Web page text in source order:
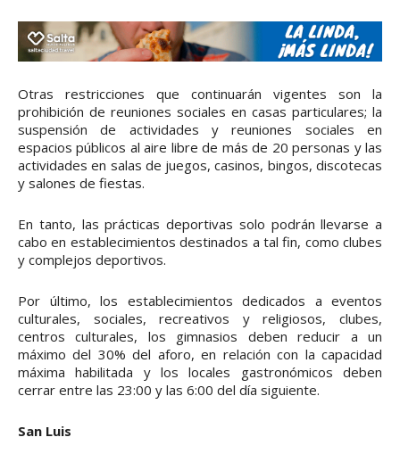
Otras restricciones que continuarán vigentes son la
prohibición de reuniones sociales en casas particulares; la
suspensión de actividades y reuniones sociales en
espacios públicos al aire libre de más de 20 personas y las
actividades en salas de juegos, casinos, bingos, discotecas
y salones de fiestas.
En tanto, las prácticas deportivas solo podrán llevarse a
cabo en establecimientos destinados a tal fin, como clubes
y complejos deportivos.
Por último, los establecimientos dedicados a eventos
culturales, sociales, recreativos y religiosos, clubes,
centros culturales, los gimnasios deben reducir a un
máximo del 30% del aforo, en relación con la capacidad
máxima habilitada y los locales gastronómicos deben
cerrar entre las 23:00 y las 6:00 del día siguiente.
San Luis